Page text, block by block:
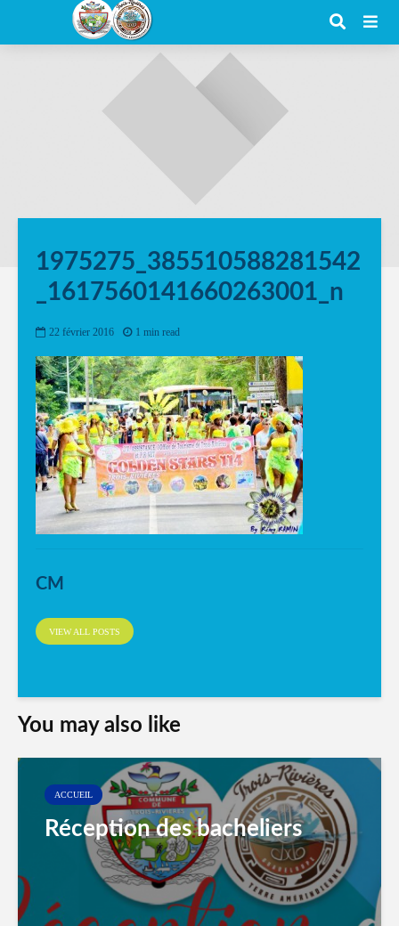
1975275_385510588281542
_1617560141660263001_n
22 février 2016 1 min read
CM
VIEW ALL POSTS
You may also like
ACCUEIL
Réception des bacheliers